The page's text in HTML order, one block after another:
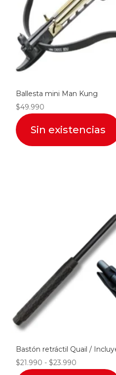
Ballesta mini Man Kung
$49.990
Sin existencias
Bastón retráctil Quail /
$21.990 - $23.990Rango